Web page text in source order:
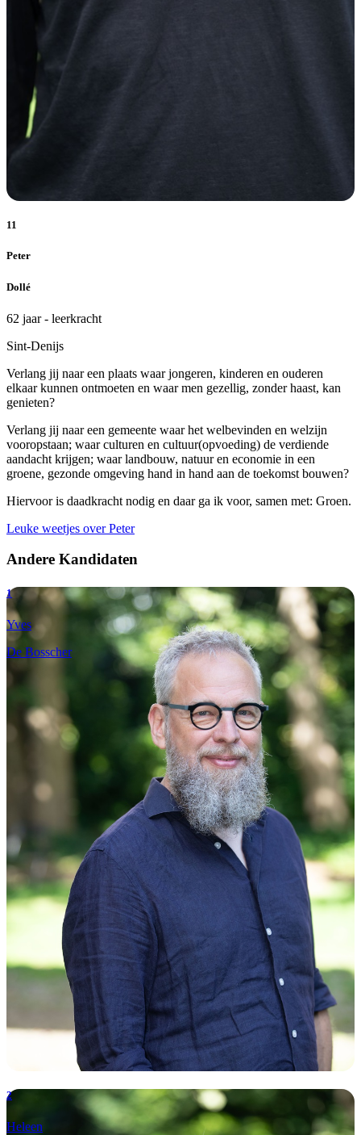
11
Peter
Dollé
62 jaar - leerkracht
Sint-Denijs
Verlang jij naar een plaats waar jongeren, kinderen en ouderen
elkaar kunnen ontmoeten en waar men gezellig, zonder haast, kan
genieten?
Verlang jij naar een gemeente waar het welbevinden en welzijn
vooropstaan; waar culturen en cultuur(opvoeding) de verdiende
aandacht krijgen; waar landbouw, natuur en economie in een
groene, gezonde omgeving hand in hand aan de toekomst bouwen?
Hiervoor is daadkracht nodig en daar ga ik voor, samen met: Groen.
Leuke weetjes over Peter
Andere Kandidaten
1
Yves
De Bosscher
2
Heleen